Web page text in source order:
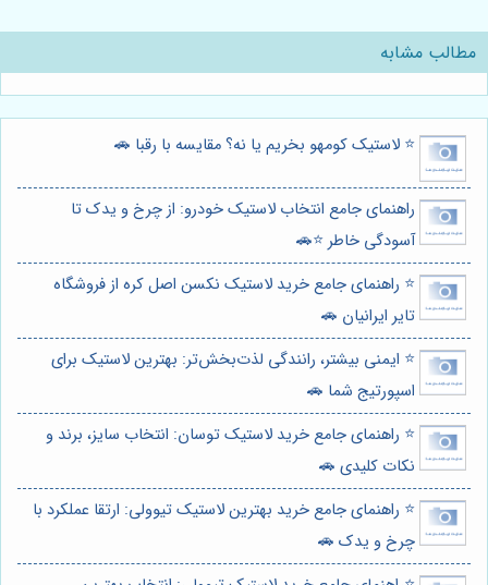
مطالب مشابه
⭐️ لاستیک کومهو بخریم یا نه؟ مقایسه با رقبا 🚗
راهنمای جامع انتخاب لاستیک خودرو: از چرخ و یدک تا
آسودگی خاطر ⭐️🚗
⭐️ راهنمای جامع خرید لاستیک نکسن اصل کره از فروشگاه
تایر ایرانیان 🚗
⭐️ ایمنی بیشتر، رانندگی لذت‌بخش‌تر: بهترین لاستیک برای
اسپورتیج شما 🚗
⭐️ راهنمای جامع خرید لاستیک توسان: انتخاب سایز، برند و
نکات کلیدی 🚗
⭐️ راهنمای جامع خرید بهترین لاستیک تیوولی: ارتقا عملکرد با
چرخ و یدک 🚗